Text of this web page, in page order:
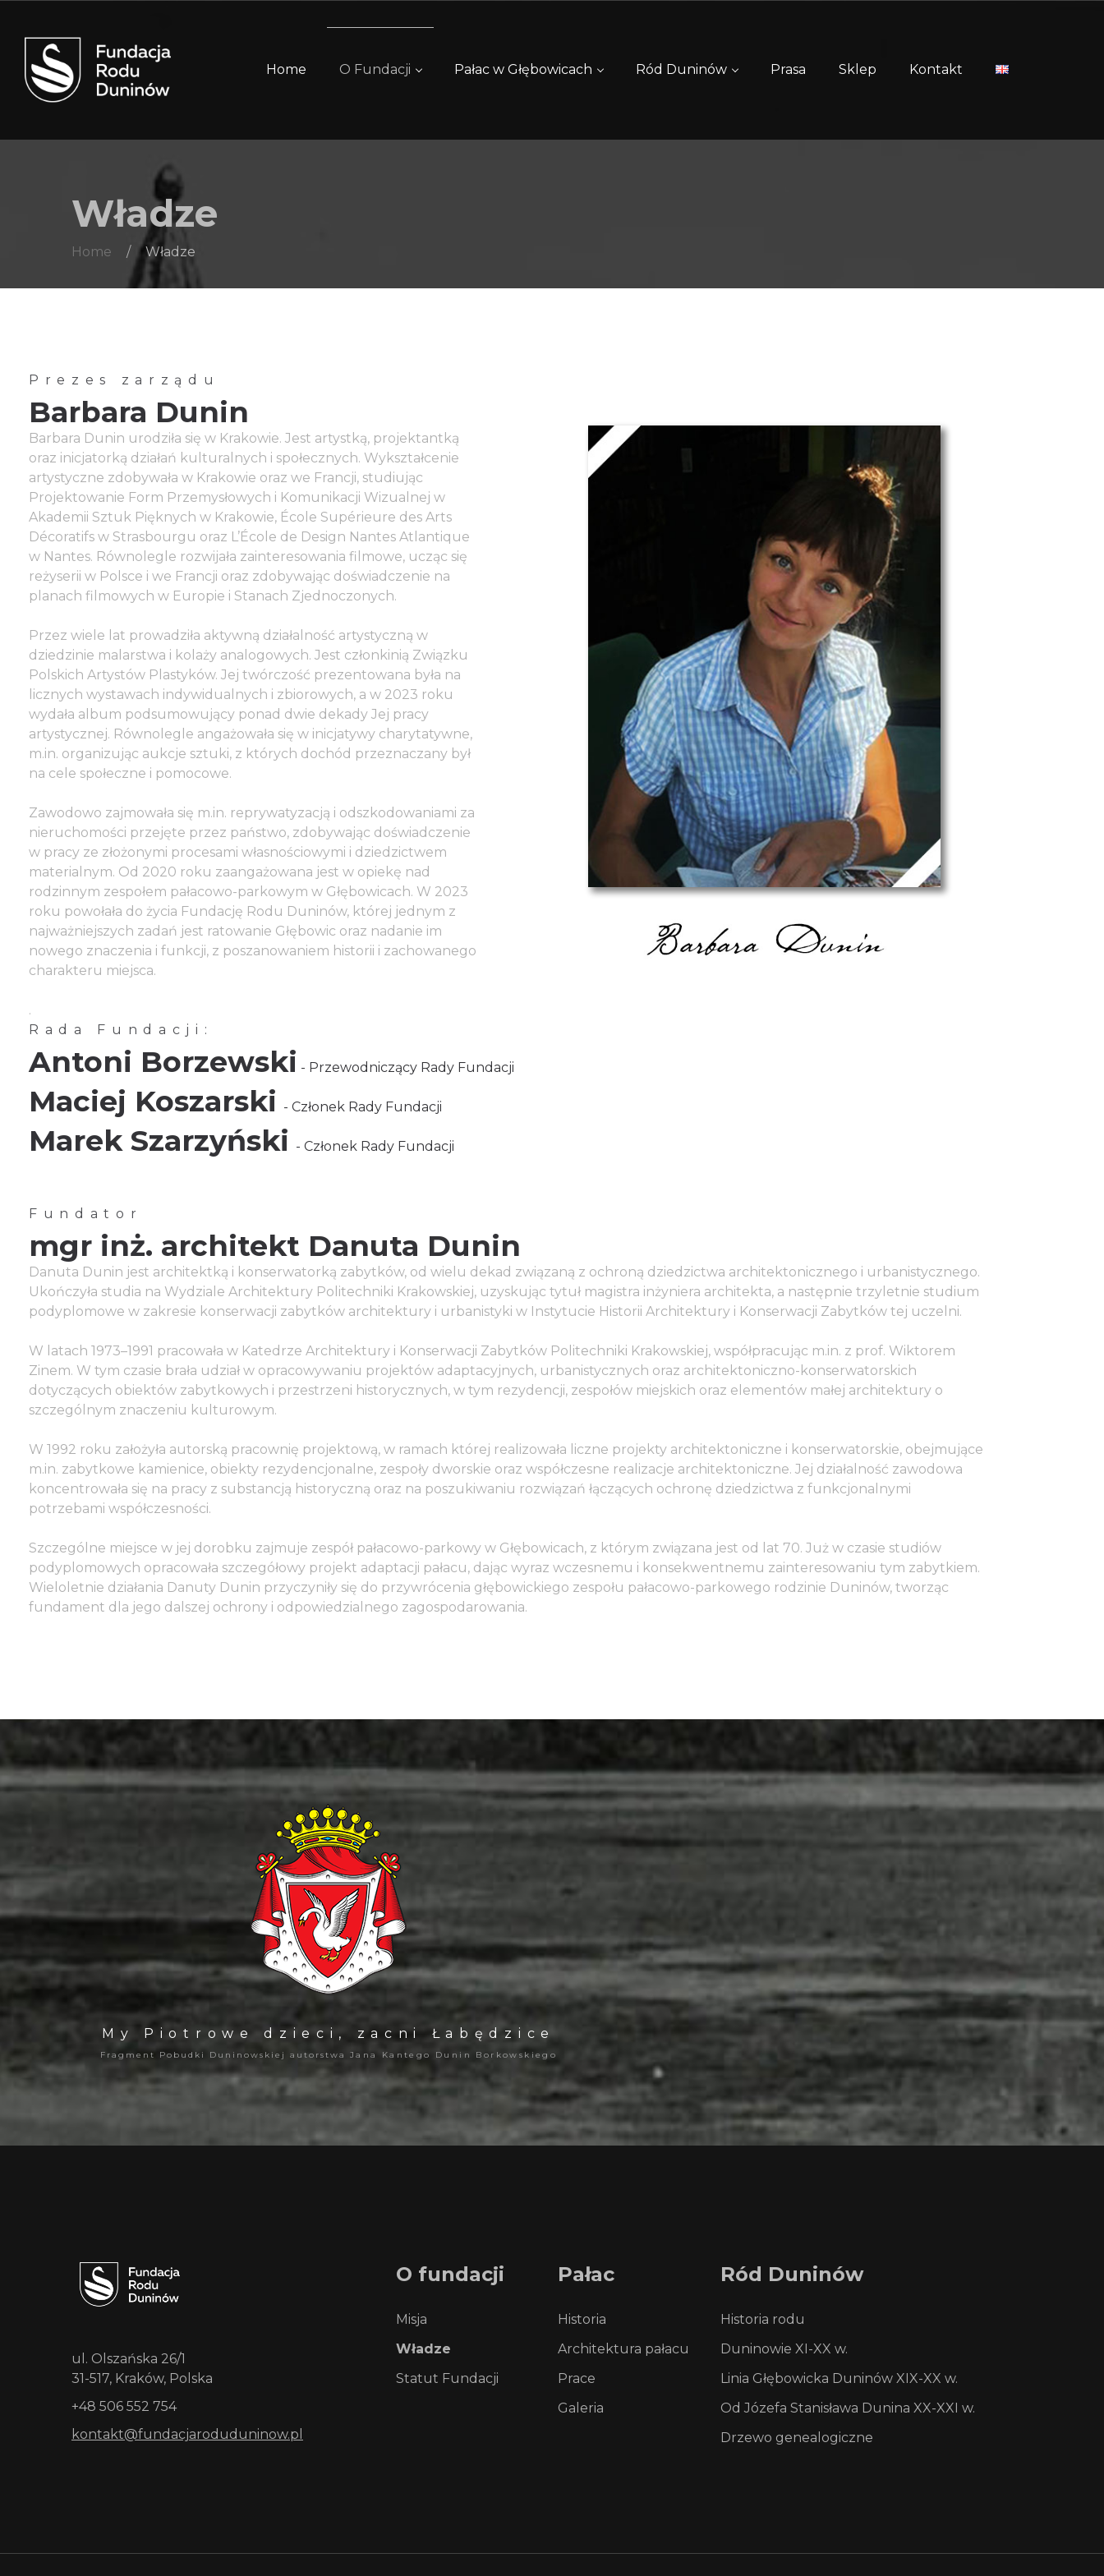
Home O Fundacji Pałac w Głębowicach Ród Duninów Prasa Sklep Kontakt
Władze
Home / Władze
Prezes zarządu
Barbara Dunin
Barbara Dunin urodziła się w Krakowie. Jest artystką, projektantką
oraz inicjatorką działań kulturalnych i społecznych. Wykształcenie
artystyczne zdobywała w Krakowie oraz we Francji, studiując
Projektowanie Form Przemysłowych i Komunikacji Wizualnej w
Akademii Sztuk Pięknych w Krakowie, École Supérieure des Arts
Décoratifs w Strasbourgu oraz L’École de Design Nantes Atlantique
w Nantes. Równolegle rozwijała zainteresowania filmowe, ucząc się
reżyserii w Polsce i we Francji oraz zdobywając doświadczenie na
planach filmowych w Europie i Stanach Zjednoczonych.
Przez wiele lat prowadziła aktywną działalność artystyczną w
dziedzinie malarstwa i kolaży analogowych. Jest członkinią Związku
Polskich Artystów Plastyków. Jej twórczość prezentowana była na
licznych wystawach indywidualnych i zbiorowych, a w 2023 roku
wydała album podsumowujący ponad dwie dekady Jej pracy
artystycznej. Równolegle angażowała się w inicjatywy charytatywne,
m.in. organizując aukcje sztuki, z których dochód przeznaczany był
na cele społeczne i pomocowe.
Zawodowo zajmowała się m.in. reprywatyzacją i odszkodowaniami za
nieruchomości przejęte przez państwo, zdobywając doświadczenie
w pracy ze złożonymi procesami własnościowymi i dziedzictwem
materialnym. Od 2020 roku zaangażowana jest w opiekę nad
rodzinnym zespołem pałacowo-parkowym w Głębowicach. W 2023
roku powołała do życia Fundację Rodu Duninów, której jednym z
najważniejszych zadań jest ratowanie Głębowic oraz nadanie im
nowego znaczenia i funkcji, z poszanowaniem historii i zachowanego
charakteru miejsca.
.
Rada Fundacji:
Antoni Borzewski - Przewodniczący Rady Fundacji
Maciej Koszarski - Członek Rady Fundacji
Marek Szarzyński - Członek Rady Fundacji
Fundator
mgr inż. architekt Danuta Dunin
Danuta Dunin jest architektką i konserwatorką zabytków, od wielu dekad związaną z ochroną dziedzictwa architektonicznego i urbanistycznego.
Ukończyła studia na Wydziale Architektury Politechniki Krakowskiej, uzyskując tytuł magistra inżyniera architekta, a następnie trzyletnie studium
podyplomowe w zakresie konserwacji zabytków architektury i urbanistyki w Instytucie Historii Architektury i Konserwacji Zabytków tej uczelni.
W latach 1973–1991 pracowała w Katedrze Architektury i Konserwacji Zabytków Politechniki Krakowskiej, współpracując m.in. z prof. Wiktorem
Zinem. W tym czasie brała udział w opracowywaniu projektów adaptacyjnych, urbanistycznych oraz architektoniczno-konserwatorskich
dotyczących obiektów zabytkowych i przestrzeni historycznych, w tym rezydencji, zespołów miejskich oraz elementów małej architektury o
szczególnym znaczeniu kulturowym.
W 1992 roku założyła autorską pracownię projektową, w ramach której realizowała liczne projekty architektoniczne i konserwatorskie, obejmujące
m.in. zabytkowe kamienice, obiekty rezydencjonalne, zespoły dworskie oraz współczesne realizacje architektoniczne. Jej działalność zawodowa
koncentrowała się na pracy z substancją historyczną oraz na poszukiwaniu rozwiązań łączących ochronę dziedzictwa z funkcjonalnymi
potrzebami współczesności.
Szczególne miejsce w jej dorobku zajmuje zespół pałacowo-parkowy w Głębowicach, z którym związana jest od lat 70. Już w czasie studiów
podyplomowych opracowała szczegółowy projekt adaptacji pałacu, dając wyraz wczesnemu i konsekwentnemu zainteresowaniu tym zabytkiem.
Wieloletnie działania Danuty Dunin przyczyniły się do przywrócenia głębowickiego zespołu pałacowo-parkowego rodzinie Duninów, tworząc
fundament dla jego dalszej ochrony i odpowiedzialnego zagospodarowania.
My Piotrowe dzieci, zacni Łabędzice
Fragment Pobudki Duninowskiej autorstwa Jana Kantego Dunin Borkowskiego
ul. Olszańska 26/1
31-517, Kraków, Polska
+48 506 552 754
kontakt@fundacjaroduduninow.pl
O fundacji
Misja
Władze
Statut Fundacji
Pałac
Historia
Architektura pałacu
Prace
Galeria
Ród Duninów
Historia rodu
Duninowie XI-XX w.
Linia Głębowicka Duninów XIX-XX w.
Od Józefa Stanisława Dunina XX-XXI w.
Drzewo genealogiczne